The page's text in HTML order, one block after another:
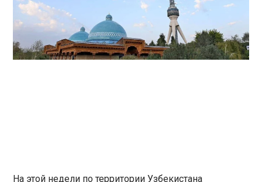
На этой недели по территории Узбекистана